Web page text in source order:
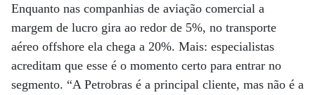
Enquanto nas companhias de aviação comercial a
margem de lucro gira ao redor de 5%, no transporte
aéreo offshore ela chega a 20%. Mais: especialistas
acreditam que esse é o momento certo para entrar no
segmento. “A Petrobras é a principal cliente, mas não é a